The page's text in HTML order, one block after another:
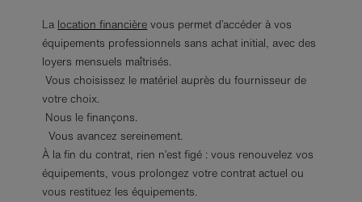
La location financière vous permet d’accéder à vos
équipements professionnels sans achat initial, avec des
loyers mensuels maîtrisés.
Vous choisissez le matériel auprès du fournisseur de
votre choix.
Nous le finançons.
Vous avancez sereinement.
À la fin du contrat, rien n’est figé : vous renouvelez vos
équipements, vous prolongez votre contrat actuel ou
vous restituez les équipements.